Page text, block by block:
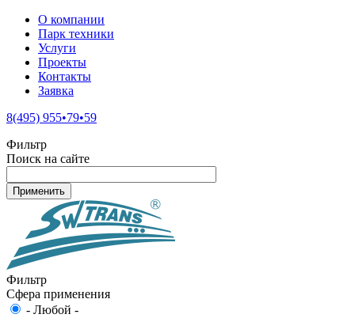
О компании
Парк техники
Услуги
Проекты
Контакты
Заявка
8(495) 955•79•59
Фильтр
Поиск на сайте
Фильтр
Сфера применения
- Любой -